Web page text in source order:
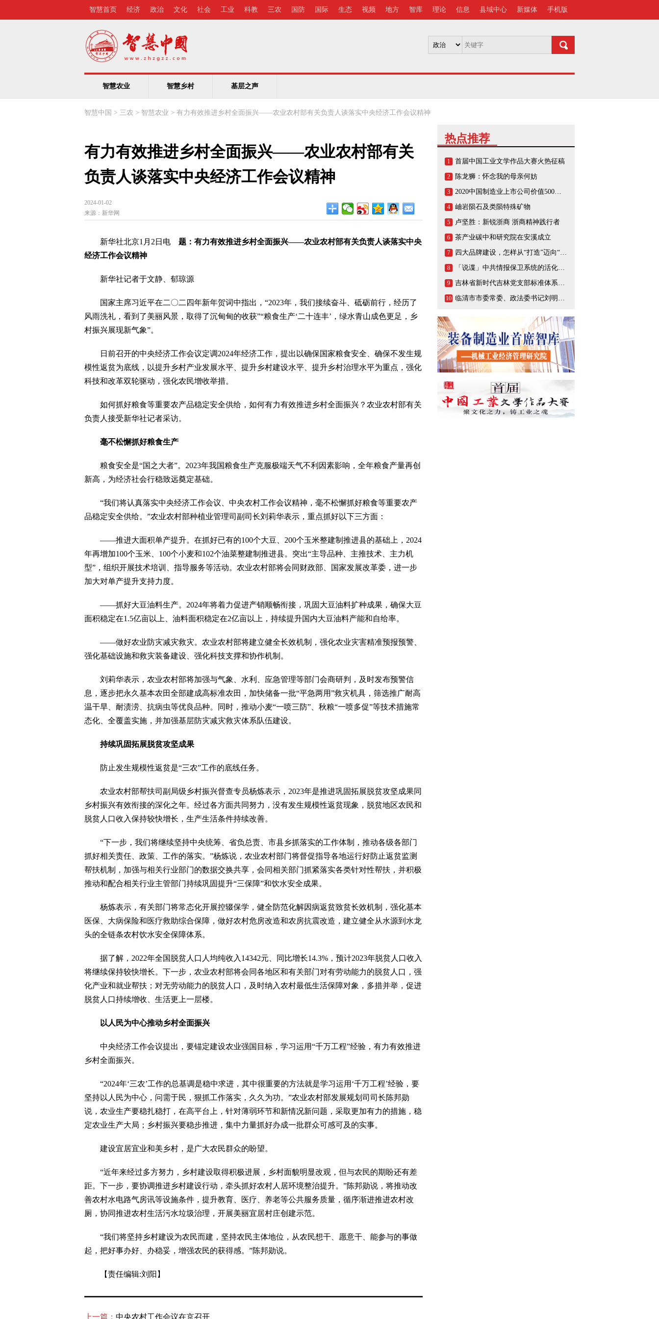
智慧首页 经济 政治 文化 社会 工业 科教 三农 国防 国际 生态 视频 地方 智库 理论 信息 县域中心 新媒体 手机版
智慧农业 智慧乡村 基层之声
智慧中国 > 三农 > 智慧农业 > 有力有效推进乡村全面振兴——农业农村部有关负责人谈落实中央经济工作会议精神
有力有效推进乡村全面振兴——农业农村部有关
负责人谈落实中央经济工作会议精神
2024-01-02
来源： 新华网
新华社北京1月2日电 题：有力有效推进乡村全面振兴——农业农村部有关负责人谈落实中央
经济工作会议精神
新华社记者于文静、郁琼源
国家主席习近平在二〇二四年新年贺词中指出，“2023年，我们接续奋斗、砥砺前行，经历了
风雨洗礼，看到了美丽风景，取得了沉甸甸的收获”“粮食生产‘二十连丰’，绿水青山成色更足，乡
村振兴展现新气象”。
日前召开的中央经济工作会议定调2024年经济工作，提出以确保国家粮食安全、确保不发生规
模性返贫为底线，以提升乡村产业发展水平、提升乡村建设水平、提升乡村治理水平为重点，强化
科技和改革双轮驱动，强化农民增收举措。
如何抓好粮食等重要农产品稳定安全供给，如何有力有效推进乡村全面振兴？农业农村部有关
负责人接受新华社记者采访。
毫不松懈抓好粮食生产
粮食安全是“国之大者”。2023年我国粮食生产克服极端天气不利因素影响，全年粮食产量再创
新高，为经济社会行稳致远奠定基础。
“我们将认真落实中央经济工作会议、中央农村工作会议精神，毫不松懈抓好粮食等重要农产
品稳定安全供给。”农业农村部种植业管理司副司长刘莉华表示，重点抓好以下三方面：
——推进大面积单产提升。在抓好已有的100个大豆、200个玉米整建制推进县的基础上，2024
年再增加100个玉米、100个小麦和102个油菜整建制推进县。突出“主导品种、主推技术、主力机
型”，组织开展技术培训、指导服务等活动。农业农村部将会同财政部、国家发展改革委，进一步
加大对单产提升支持力度。
——抓好大豆油料生产。2024年将着力促进产销顺畅衔接，巩固大豆油料扩种成果，确保大豆
面积稳定在1.5亿亩以上、油料面积稳定在2亿亩以上，持续提升国内大豆油料产能和自给率。
——做好农业防灾减灾救灾。农业农村部将建立健全长效机制，强化农业灾害精准预报预警、
强化基础设施和救灾装备建设、强化科技支撑和协作机制。
刘莉华表示，农业农村部将加强与气象、水利、应急管理等部门会商研判，及时发布预警信
息，逐步把永久基本农田全部建成高标准农田，加快储备一批“平急两用”救灾机具，筛选推广耐高
温干旱、耐渍涝、抗病虫等优良品种。同时，推动小麦“一喷三防”、秋粮“一喷多促”等技术措施常
态化、全覆盖实施，并加强基层防灾减灾救灾体系队伍建设。
持续巩固拓展脱贫攻坚成果
防止发生规模性返贫是“三农”工作的底线任务。
农业农村部帮扶司副局级乡村振兴督查专员杨炼表示，2023年是推进巩固拓展脱贫攻坚成果同
乡村振兴有效衔接的深化之年。经过各方面共同努力，没有发生规模性返贫现象，脱贫地区农民和
脱贫人口收入保持较快增长，生产生活条件持续改善。
“下一步，我们将继续坚持中央统筹、省负总责、市县乡抓落实的工作体制，推动各级各部门
抓好相关责任、政策、工作的落实。”杨炼说，农业农村部门将督促指导各地运行好防止返贫监测
帮扶机制，加强与相关行业部门的数据交换共享，会同相关部门抓紧落实各类针对性帮扶，并积极
推动和配合相关行业主管部门持续巩固提升“三保障”和饮水安全成果。
杨炼表示，有关部门将常态化开展控辍保学，健全防范化解因病返贫致贫长效机制，强化基本
医保、大病保险和医疗救助综合保障，做好农村危房改造和农房抗震改造，建立健全从水源到水龙
头的全链条农村饮水安全保障体系。
据了解，2022年全国脱贫人口人均纯收入14342元、同比增长14.3%，预计2023年脱贫人口收入
将继续保持较快增长。下一步，农业农村部将会同各地区和有关部门对有劳动能力的脱贫人口，强
化产业和就业帮扶；对无劳动能力的脱贫人口，及时纳入农村最低生活保障对象，多措并举，促进
脱贫人口持续增收、生活更上一层楼。
以人民为中心推动乡村全面振兴
中央经济工作会议提出，要锚定建设农业强国目标，学习运用“千万工程”经验，有力有效推进
乡村全面振兴。
“2024年‘三农’工作的总基调是稳中求进，其中很重要的方法就是学习运用‘千万工程’经验，要
坚持以人民为中心，问需于民，狠抓工作落实，久久为功。”农业农村部发展规划司司长陈邦勋
说，农业生产要稳扎稳打，在高平台上，针对薄弱环节和新情况新问题，采取更加有力的措施，稳
定农业生产大局；乡村振兴要稳步推进，集中力量抓好办成一批群众可感可及的实事。
建设宜居宜业和美乡村，是广大农民群众的盼望。
“近年来经过多方努力，乡村建设取得积极进展，乡村面貌明显改观，但与农民的期盼还有差
距。下一步，要协调推进乡村建设行动，牵头抓好农村人居环境整治提升。”陈邦勋说，将推动改
善农村水电路气房讯等设施条件，提升教育、医疗、养老等公共服务质量，循序渐进推进农村改
厕，协同推进农村生活污水垃圾治理，开展美丽宜居村庄创建示范。
“我们将坚持乡村建设为农民而建，坚持农民主体地位，从农民想干、愿意干、能参与的事做
起，把好事办好、办稳妥，增强农民的获得感。”陈邦勋说。
【责任编辑:刘阳】
上一篇： 中央农村工作会议在京召开
热点推荐
1 首届中国工业文学作品大赛火热征稿
2 陈龙狮：怀念我的母亲何妨
3 2020中国制造业上市公司价值500强榜单
4 岫岩陨石及类陨特殊矿物
5 卢坚胜：新锐浙商 浙商精神践行者
6 茶产业碳中和研究院在安溪成立
7 四大品牌建设，怎样从“打造”迈向“打响”
8 「说谍」中共情报保卫系统的活化石，一生战斗在情报战线的陈养山
9 吉林省新时代吉林党支部标准体系（BTX）建设把基层党支部打造成坚强的战斗堡垒
10 临清市市委常委、政法委书记刘明峰领导一行莅临连城智造小镇·烟店轴承产业园调研指导